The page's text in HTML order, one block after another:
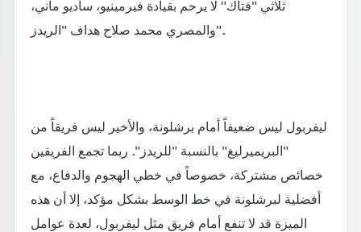
ثلاثي "فتاك" لا يرحم بقيادة فيرمينيو، ساديو ماني،
والمصري محمد صلاح هداف "الريدز".
ليفربول ليس ضعيفاً أمام برشلونة، والأخير ليس فريقاً من
"البريميرليغ" بالنسبة "للريدز". ربما تجمع الفريقين
خصائص مشتركة، خصوصاً في خطي الهجوم والدفاع، مع
أفضلية لبرشلونة في خط الوسط بشكل مؤكد، إلا أن هذه
الميزة قد لا تنفع أمام فريق مثل ليفربول، لعدة عوامل